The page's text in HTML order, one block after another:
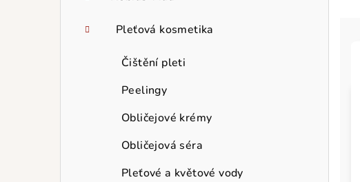
Pleťová kosmetika
Čištění pleti
Peelingy
Obličejové krémy
Obličejová séra
Pleťové a květové vody